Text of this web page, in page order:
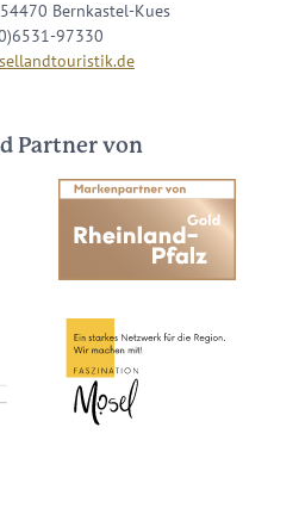
Bernkastel-Kues
97330
Partner von